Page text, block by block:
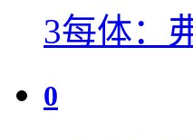
3每体：
0